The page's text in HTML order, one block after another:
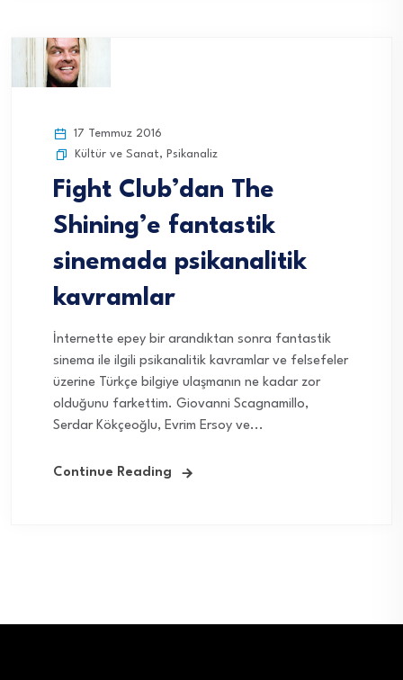
17 Temmuz 2016
Kültür ve Sanat, Psikanaliz
Fight Club’dan The
Shining’e fantastik
sinemada psikanalitik
kavramlar
İnternette epey bir arandıktan sonra fantastik
sinema ile ilgili psikanalitik kavramlar ve felsefeler
üzerine Türkçe bilgiye ulaşmanın ne kadar zor
olduğunu farkettim. Giovanni Scagnamillo,
Serdar Kökçeoğlu, Evrim Ersoy ve...
Continue Reading